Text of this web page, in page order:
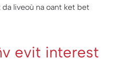
liveoù na oant ket bet
evit interest